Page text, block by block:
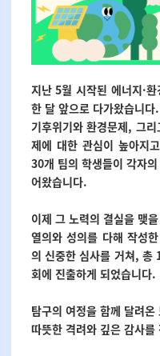
지난 5월 시작된 에너지·
한 달 앞으로 다가왔습니다.
기후위기와 환경문제, 그
제에 대한 관심이 높아지
30개 팀의 학생들이 각자
어왔습니다.
이제 그 노력의 결실을 맺
열의와 성의를 다해 작성
의 신중한 심사를 거쳐, 총
회에 진출하게 되었습니다.
탐구의 여정을 함께 달려
따뜻한 격려와 깊은 감사를